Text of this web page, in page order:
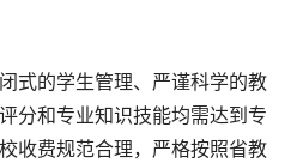
的学生管理、严谨科学的教
分和专业知识技能均需达到专
收费规范合理，严格按照省教